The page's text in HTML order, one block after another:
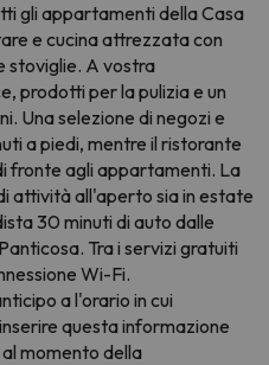
gli appartamenti della Casa
e cucina attrezzata con
stoviglie. A vostra
prodotti per la pulizia e un
Una selezione di negozi e
a piedi, mentre il ristorante
fronte agli appartamenti. La
attività all'aperto sia in estate
30 minuti di auto dalle
Tra i servizi gratuiti
Wi-Fi.
a l'orario in cui
questa informazione
momento della